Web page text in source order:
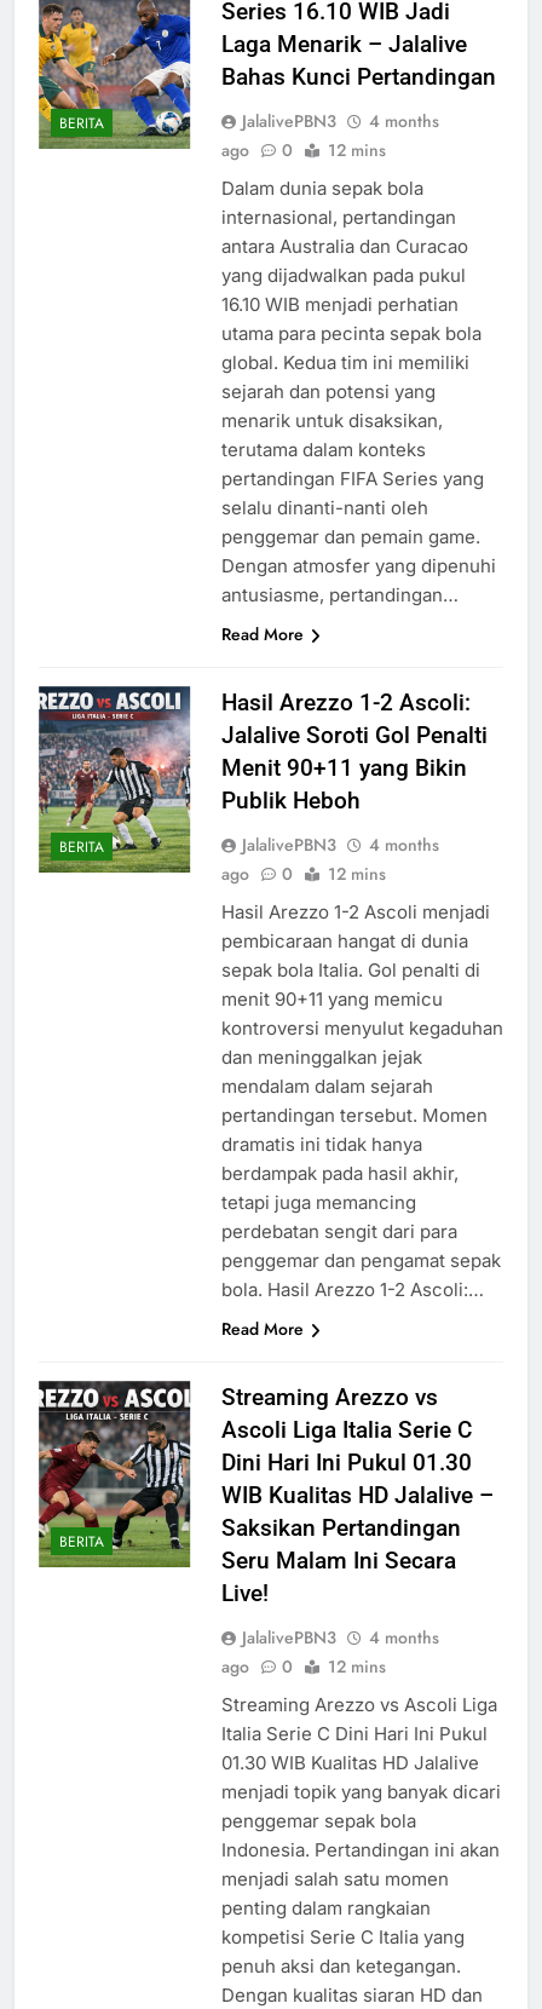
BERITA
Series 16.10 WIB Jadi
Laga Menarik – Jalalive
Bahas Kunci Pertandingan
JalalivePBN3
4 months
ago
0 12 mins
Dalam dunia sepak bola
internasional, pertandingan
antara Australia dan Curacao
yang dijadwalkan pada pukul
16.10 WIB menjadi perhatian
utama para pecinta sepak bola
global. Kedua tim ini memiliki
sejarah dan potensi yang
menarik untuk disaksikan,
terutama dalam konteks
pertandingan FIFA Series yang
selalu dinanti-nanti oleh
penggemar dan pemain game.
Dengan atmosfer yang dipenuhi
antusiasme, pertandingan…
Read More
BERITA
Hasil Arezzo 1-2 Ascoli:
Jalalive Soroti Gol Penalti
Menit 90+11 yang Bikin
Publik Heboh
JalalivePBN3
4 months
ago
0 12 mins
Hasil Arezzo 1-2 Ascoli menjadi
pembicaraan hangat di dunia
sepak bola Italia. Gol penalti di
menit 90+11 yang memicu
kontroversi menyulut kegaduhan
dan meninggalkan jejak
mendalam dalam sejarah
pertandingan tersebut. Momen
dramatis ini tidak hanya
berdampak pada hasil akhir,
tetapi juga memancing
perdebatan sengit dari para
penggemar dan pengamat sepak
bola. Hasil Arezzo 1-2 Ascoli:…
Read More
BERITA
Streaming Arezzo vs
Ascoli Liga Italia Serie C
Dini Hari Ini Pukul 01.30
WIB Kualitas HD Jalalive –
Saksikan Pertandingan
Seru Malam Ini Secara
Live!
JalalivePBN3
4 months
ago
0 12 mins
Streaming Arezzo vs Ascoli Liga
Italia Serie C Dini Hari Ini Pukul
01.30 WIB Kualitas HD Jalalive
menjadi topik yang banyak dicari
penggemar sepak bola
Indonesia. Pertandingan ini akan
menjadi salah satu momen
penting dalam rangkaian
kompetisi Serie C Italia yang
penuh aksi dan ketegangan.
Dengan kualitas siaran HD dan